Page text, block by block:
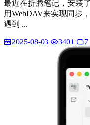
最近在折腾笔记，安装
用WebDAV来实现同步
遇到 ...
2025-08-03 3401 7